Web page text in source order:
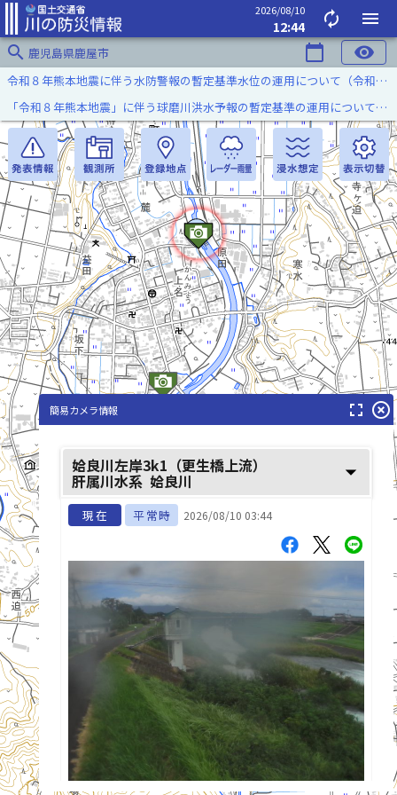
2026/08/10
12:44 autorenew
menu
search 鹿児島県鹿屋市 calendar_today visibility
令和８年熊本地震に伴う水防警報の暫定基準水位の運用について（令和８年８月７日）
「令和８年熊本地震」に伴う球磨川洪水予報の暫定基準の運用について（令和８年８月５日）
簡易カメラ情報 fullscreen highlight_off
姶良川左岸3k1（更生橋上流）
肝属川水系 姶良川 arrow_drop_down
現在 平常時 2026/08/10 03:44